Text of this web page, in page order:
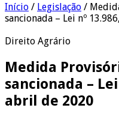
Início / Legislação /
sancionada – Lei nº
Direito Agrário
Medida
sancionada –
abril de 2020